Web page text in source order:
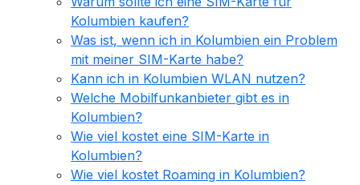
Kolumbien kaufen?
Was ist, wenn ich in Kolumbien ein Problem
mit meiner SIM-Karte habe?
Kann ich in Kolumbien WLAN nutzen?
Welche Mobilfunkanbieter gibt es in
Kolumbien?
Wie viel kostet eine SIM-Karte in
Kolumbien?
Wie viel kostet Roaming in Kolumbien?